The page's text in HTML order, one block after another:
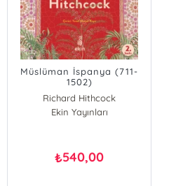
Müslüman İspanya (711-
1502)
Richard Hithcock
Ekin Yayınları
₺540,00